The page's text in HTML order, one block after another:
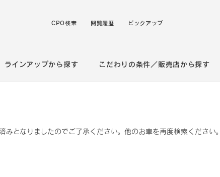
CPO検索 閲覧履歴 ピックアップ
ラインアップから探す こだわりの条件／販売店から探す
みとなりましたのでご了承ください。他のお車を再度検索ください